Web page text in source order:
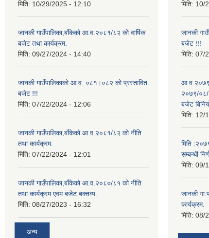
मिति: 10/29/2025 - 12:10
जानकी गाउँपालिका,बाँकेको आ.व.२०८१/८२ को वार्षिक
बजेट तथा कार्यक्रम.
मिति: 09/27/2024 - 14:40
जानकी गाउँपालिकाको आ.व. ०८१।०८२ को प्रस्तावित
बजेट !!!
मिति: 07/22/2024 - 12:06
जानकी गाउँपालिका,बाँकेको आ.व.२०८१/८२ को नीति
तथा कार्यक्रम.
मिति: 07/22/2024 - 12:01
जानकी गाउँपालिका,बाँकेको आ.व.२०८०/८१ को नीति
तथा कार्यक्रम एवम बजेट बक्तव्य.
मिति: 08/27/2023 - 16:32
अन्य
मिति: 10/
जानकी
बजेट !!!
मिति: 07/
२०७९/०८/
बजेट
मिति: 12/
मिति
सम्बन्धी
मिति: 09/
जानकी
कार्यक्रम.
मिति: 08/